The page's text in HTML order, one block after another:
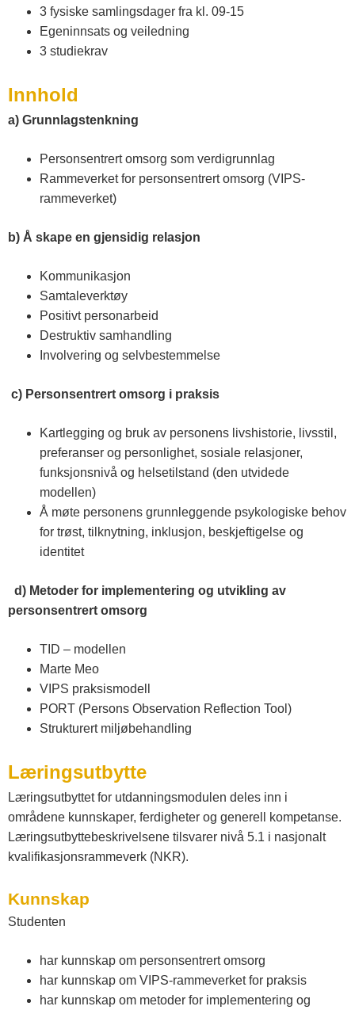
e
l
e
m
a
r
k
3 fysiske samlingsdager fra kl. 09-15
Egeninnsats og veiledning
3 studiekrav
Innhold
a) Grunnlagstenkning
Personsentrert omsorg som verdigrunnlag
Rammeverket for personsentrert omsorg (VIPS-
rammeverket)
b) Å skape en gjensidig relasjon
Kommunikasjon
Samtaleverktøy
Positivt personarbeid
Destruktiv samhandling
Involvering og selvbestemmelse
c) Personsentrert omsorg i praksis
Kartlegging og bruk av personens livshistorie, livsstil,
preferanser og personlighet, sosiale relasjoner,
funksjonsnivå og helsetilstand (den utvidede
modellen)
Å møte personens grunnleggende psykologiske behov
for trøst, tilknytning, inklusjon, beskjeftigelse og
identitet
d) Metoder for implementering og utvikling av
personsentrert omsorg
TID – modellen
Marte Meo
VIPS praksismodell
PORT (Persons Observation Reflection Tool)
Strukturert miljøbehandling
Læringsutbytte
Læringsutbyttet for utdanningsmodulen deles inn i
områdene kunnskaper, ferdigheter og generell kompetanse.
Læringsutbyttebeskrivelsene tilsvarer nivå 5.1 i nasjonalt
kvalifikasjonsrammeverk (NKR).
Kunnskap
Studenten
har kunnskap om personsentrert omsorg
har kunnskap om VIPS-rammeverket for praksis
har kunnskap om metoder for implementering og